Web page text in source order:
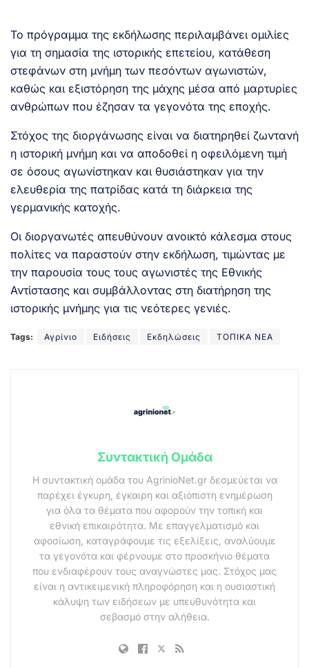
Το πρόγραμμα της εκδήλωσης περιλαμβάνει ομιλίες
για τη σημασία της ιστορικής επετείου, κατάθεση
στεφάνων στη μνήμη των πεσόντων αγωνιστών,
καθώς και εξιστόρηση της μάχης μέσα από μαρτυρίες
ανθρώπων που έζησαν τα γεγονότα της εποχής.
Στόχος της διοργάνωσης είναι να διατηρηθεί ζωντανή
η ιστορική μνήμη και να αποδοθεί η οφειλόμενη τιμή
σε όσους αγωνίστηκαν και θυσιάστηκαν για την
ελευθερία της πατρίδας κατά τη διάρκεια της
γερμανικής κατοχής.
Οι διοργανωτές απευθύνουν ανοικτό κάλεσμα στους
πολίτες να παραστούν στην εκδήλωση, τιμώντας με
την παρουσία τους τους αγωνιστές της Εθνικής
Αντίστασης και συμβάλλοντας στη διατήρηση της
ιστορικής μνήμης για τις νεότερες γενιές.
Tags: Αγρίνιο Ειδήσεις Εκδηλώσεις ΤΟΠΙΚΑ ΝΕΑ
Συντακτική Ομάδα
Η συντακτική ομάδα του AgrinioNet.gr δεσμεύεται να
παρέχει έγκυρη, έγκαιρη και αξιόπιστη ενημέρωση
για όλα τα θέματα που αφορούν την τοπική και
εθνική επικαιρότητα. Με επαγγελματισμό και
αφοσίωση, καταγράφουμε τις εξελίξεις, αναλύουμε
τα γεγονότα και φέρνουμε στο προσκήνιο θέματα
που ενδιαφέρουν τους αναγνώστες μας. Στόχος μας
είναι η αντικειμενική πληροφόρηση και η ουσιαστική
κάλυψη των ειδήσεων με υπευθυνότητα και
σεβασμό στην αλήθεια.